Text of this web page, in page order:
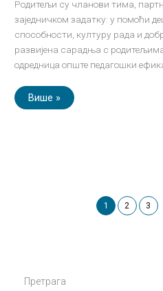
Родитељи су чланови тима,
заједничком задатку: у помоћи
способности, културу рада и
развијена сарадња с
одредница опште педагошки
Више »
1 2 3
Претрага